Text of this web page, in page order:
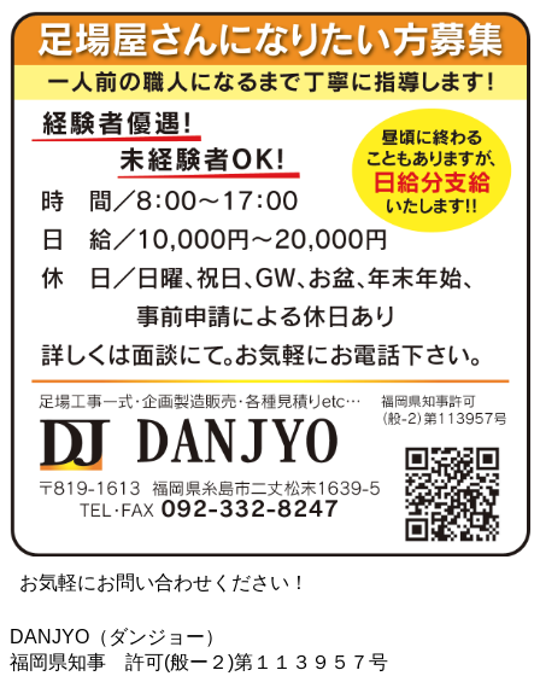
お気軽にお問い合わせください！
DANJYO（ダンジョー）
福岡県知事 許可(般ー２)第１１３９５７号